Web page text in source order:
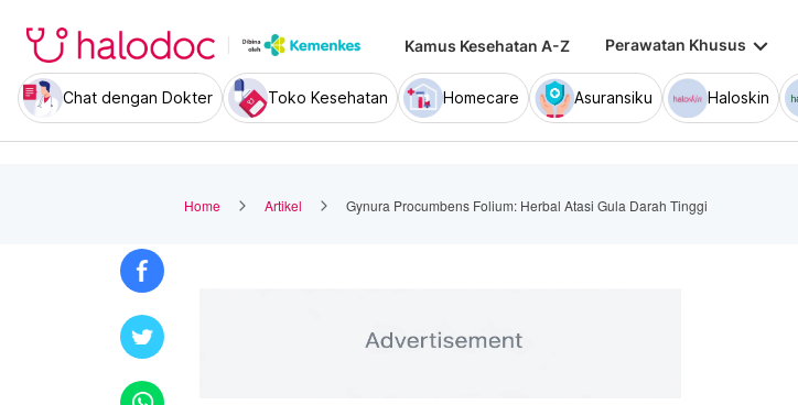
Kamus Kesehatan A-Z Perawatan Khusus keyboard_arrow_down
Chat dengan Dokter Toko Kesehatan Homecare Asuransiku Haloskin
Home Artikel Gynura Procumbens Folium: Herbal Atasi Gula Darah Tinggi